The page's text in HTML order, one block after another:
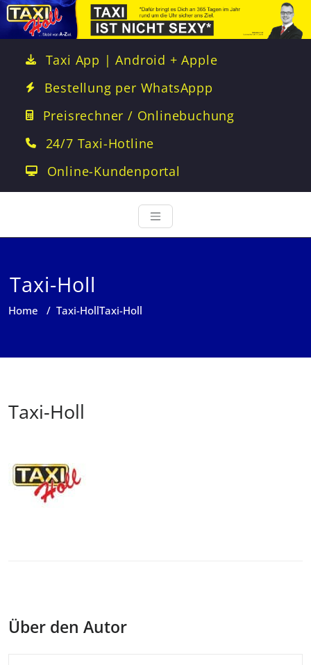
Taxi App | Android + Apple
Bestellung per WhatsAppp
Preisrechner / Onlinebuchung
24/7 Taxi-Hotline
Online-Kundenportal
Taxi-Holl
Home / Taxi-HollTaxi-Holl
Taxi-Holl
Über den Autor